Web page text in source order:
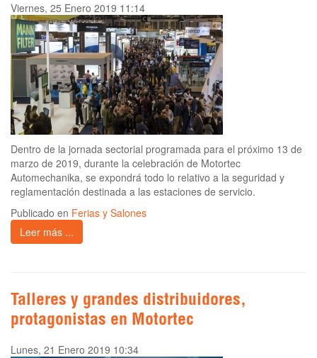
Viernes, 25 Enero 2019 11:14
Dentro de la jornada sectorial programada para el próximo 13 de
marzo de 2019, durante la celebración de Motortec
Automechanika, se expondrá todo lo relativo a la seguridad y
reglamentación destinada a las estaciones de servicio.
Publicado en Ferias y Salones
Leer más ...
Talleres y grandes distribuidores,
protagonistas en Motortec
Lunes, 21 Enero 2019 10:34